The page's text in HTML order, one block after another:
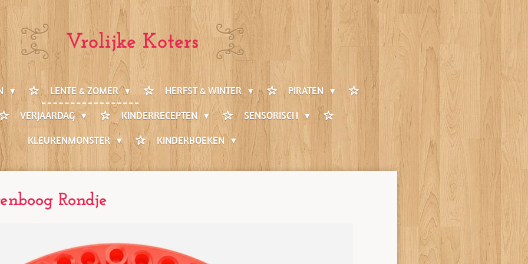
Vrolijke Koters
LENTE & ZOMER HERFST & WINTER
PIRATEN
VERJAARDAG KINDERRECEPTEN
SENSORISCH
KLEURENMONSTER
KINDERBOEKEN
Rondje